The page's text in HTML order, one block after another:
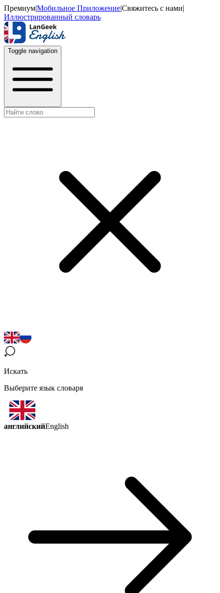
Премиум|Мобильное Приложение|Свяжитесь с нами|
Иллюстрированный словарь
Toggle navigation
Искать
Выберите язык словаря
английскийEnglish